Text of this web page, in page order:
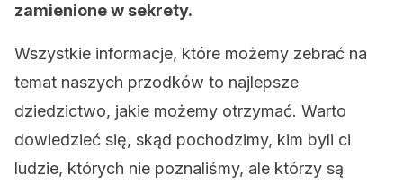
zamienione w sekrety.
Wszystkie informacje, które możemy zebrać na
temat naszych przodków to najlepsze
dziedzictwo, jakie możemy otrzymać. Warto
dowiedzieć się, skąd pochodzimy, kim byli ci
ludzie, których nie poznaliśmy, ale którzy są